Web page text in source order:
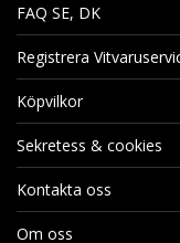
FAQ SE, DK
Registrera
Köpvilkor
Sekretess & cookies
Kontakta oss
Om oss